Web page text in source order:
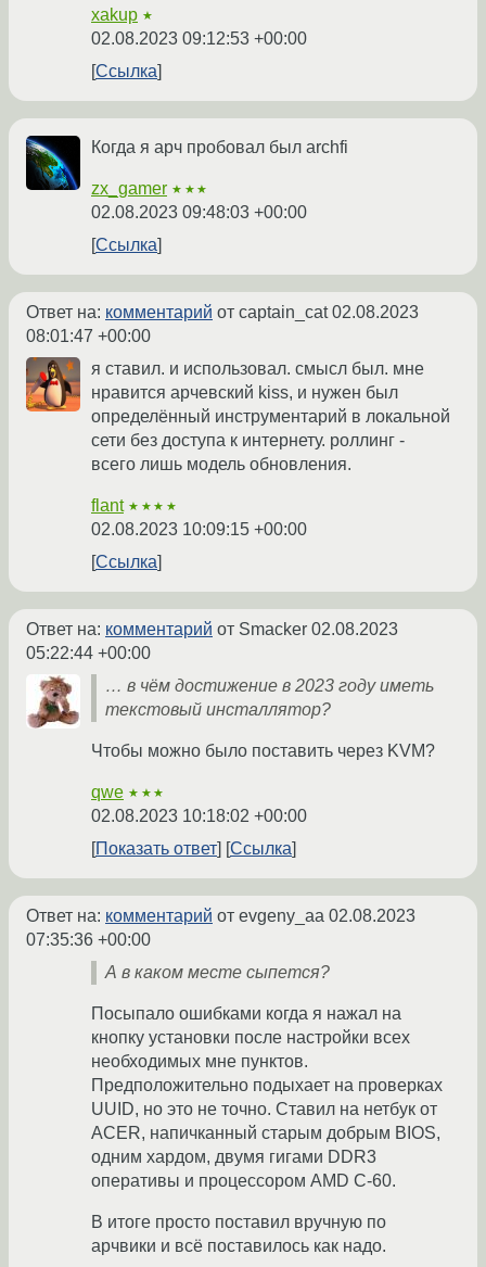
xakup ★
02.08.2023 09:12:53 +00:00
Ссылка
Когда я арч пробовал был archfi
zx_gamer ★★★
02.08.2023 09:48:03 +00:00
Ссылка
Ответ на: комментарий от captain_cat02.08.2023
08:01:47 +00:00
я ставил. и использовал. смысл был. мне
нравится арчевский kiss, и нужен был
определённый инструментарий в локальной
сети без доступа к интернету. роллинг -
всего лишь модель обновления.
flant ★★★★
02.08.2023 10:09:15 +00:00
Ссылка
Ответ на: комментарий от Smacker 02.08.2023
05:22:44 +00:00
… в чём достижение в 2023 году иметь
текстовый инсталлятор?
Чтобы можно было поставить через KVM?
qwe ★★★
02.08.2023 10:18:02 +00:00
Показать ответ
Ссылка
Ответ на: комментарий от evgeny_aa 02.08.2023
07:35:36 +00:00
А в каком месте сыпется?
Посыпало ошибками когда я нажал на
кнопку установки после настройки всех
необходимых мне пунктов.
Предположительно подыхает на проверках
UUID, но это не точно. Ставил на нетбук от
ACER, напичканный старым добрым BIOS,
одним хардом, двумя гигами DDR3
оперативы и процессором AMD C-60.
В итоге просто поставил вручную по
арчвики и всё поставилось как надо.